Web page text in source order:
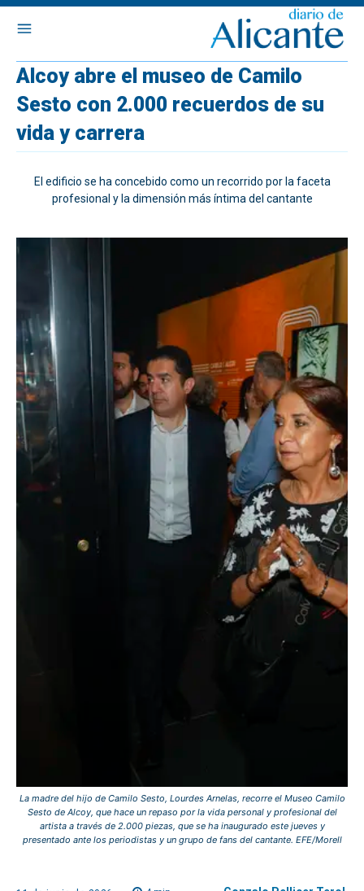
Alcoy abre el museo de Camilo
Sesto con 2.000 recuerdos de su
vida y carrera
El edificio se ha concebido como un recorrido por la faceta
profesional y la dimensión más íntima del cantante
La madre del hijo de Camilo Sesto, Lourdes Arnelas, recorre el Museo Camilo
Sesto de Alcoy, que hace un repaso por la vida personal y profesional del
artista a través de 2.000 piezas, que se ha inaugurado este jueves y
presentado ante los periodistas y un grupo de fans del cantante. EFE/Morell